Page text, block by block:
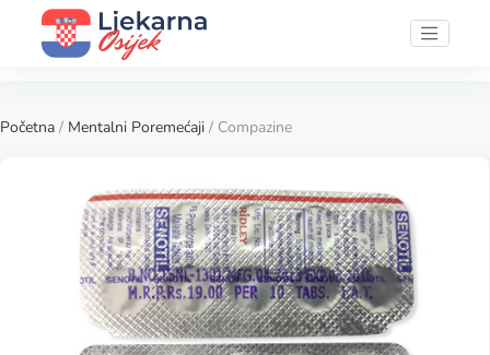
Početna / Mentalni Poremećaji / Compazine